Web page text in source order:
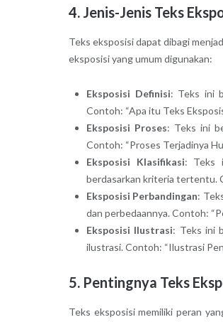
4. Jenis-Jenis Teks
Teks eksposisi dapat dibagi
eksposisi yang umum digunakan:
Eksposisi Definisi: Teks ini
Contoh: “Apa itu Teks
Eksposisi Proses: Teks ini
Contoh: “Proses Terjadinya
Eksposisi Klasifikasi: Teks
berdasarkan kriteria tertentu.
Eksposisi Perbandingan:
dan perbedaannya. Contoh:
Eksposisi Ilustrasi: Teks ini
ilustrasi. Contoh: “Ilustrasi
5. Pentingnya Teks
Teks eksposisi memiliki peran